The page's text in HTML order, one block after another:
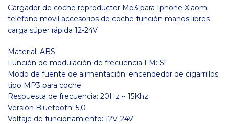
Cargador de coche reproductor Mp3 para Iphone Xiaomi
teléfono móvil accesorios de coche función manos libres
carga súper rápida 12-24V
Material: ABS
Función de modulación de frecuencia FM: Sí
Modo de fuente de alimentación: encendedor de cigarrillos
tipo MP3 para coche
Respuesta de frecuencia: 20Hz ~ 15Khz
Versión Bluetooth: 5,0
Voltaje de funcionamiento: 12V-24V